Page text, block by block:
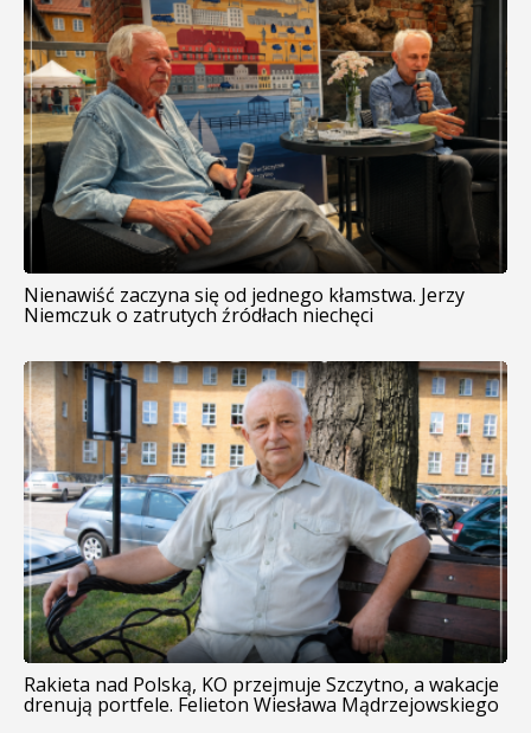
Nienawiść zaczyna się od jednego kłamstwa. Jerzy
Niemczuk o zatrutych źródłach niechęci
Rakieta nad Polską, KO przejmuje Szczytno, a wakacje
drenują portfele. Felieton Wiesława Mądrzejowskiego